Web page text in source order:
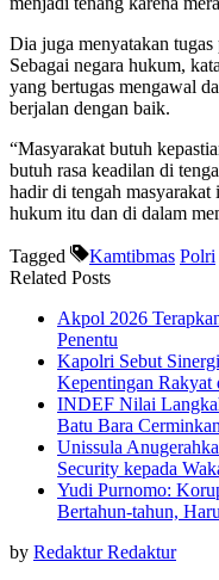
Dia juga menyatakan
Sebagai negara hukum,
yang bertugas mengawal
berjalan dengan baik.
“Masyarakat butuh
butuh rasa keadilan di
hadir di tengah masyarakat
hukum itu dan di dalam
Tagged Kamtibmas Polri
Related Posts
Akpol 2026
Penentu
Kapolri Sebut
Kepentingan Rakyat
INDEF Nilai
Batu Bara
Unissula
Security kepada
Yudi Purnomo:
Bertahun-tahun,
by Redaktur Redaktur